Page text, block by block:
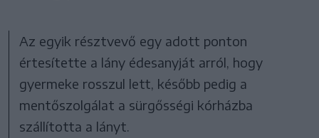
Az egyik résztvevő egy adott ponton
értesítette a lány édesanyját arról, hogy
gyermeke rosszul lett, később pedig a
mentőszolgálat a sürgősségi kórházba
szállította a lányt.